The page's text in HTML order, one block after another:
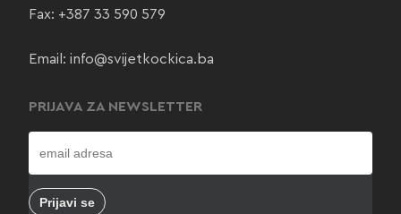
Fax: +387 33 590 579
Email: info@svijetkockica.ba
PRIJAVA ZA NEWSLETTER